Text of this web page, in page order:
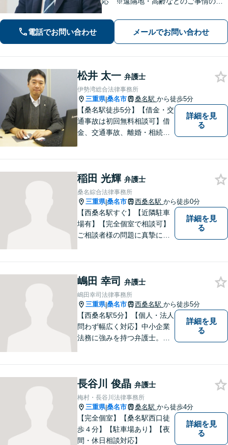
間相談可】
電話でお問い合わせ メールでお問い合わせ
松井 太一 弁護士
伊勢湾総合法律事務所
三重県|桑名市 桑名駅 から徒歩5分
【桑名駅徒歩5分】【借金・交
通事故は初回無料相談可】借
金、交通事故、離婚・相続、
ます。地域密着型の法律事務
所です。お気軽にどうぞ【弁
護士費用特約保険・法テラス
利用可】
詳細を見
る
稲田 光輝 弁護士
桑名綜合法律事務所
三重県|桑名市 西桑名駅 から徒歩0分
【西桑名駅すぐ】【近隣駐車
場有】【完全個室で相談可】
ご相談者様の問題に真摯に向
いただける、信頼と実績のあ
る弁護士でありたいと思って
います。まずはお気軽にお電
話ください。
詳細を見
る
嶋田 幸司 弁護士
嶋田幸司法律事務所
三重県|桑名市 西桑名駅 から徒歩5分
【西桑名駅5分】【個人・法人
問わず幅広く対応】中小企業
法務に強みを持つ弁護士。個
します。お困りごとは、お気
軽にご相談ください。
詳細を見
る
長谷川 俊晶 弁護士
梅村・長谷川法律事務所
三重県|桑名市 桑名駅 から徒歩4分
【完全個室】【桑名駅西口徒
歩４分】【駐車場あり】【夜
間・休日相談対応】
詳細を見
る